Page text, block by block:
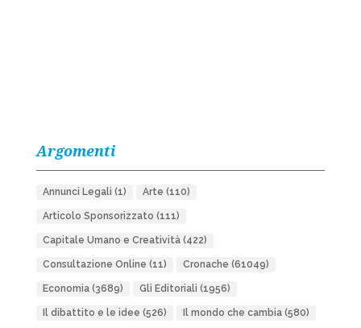
Argomenti
Annunci Legali (1) Arte (110)
Articolo Sponsorizzato (111)
Capitale Umano e Creatività(422)
Consultazione Online (11) Cronache (61049)
Economia(3689) Gli Editoriali (1956)
Il dibattito e le idee (526) Il mondo che cambia(580)